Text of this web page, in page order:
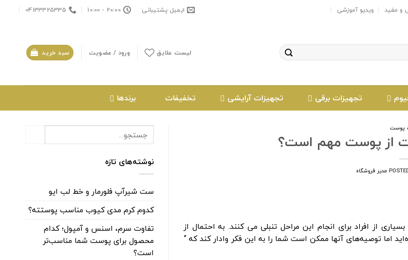
و مفید ویدیو آموزشی ایمیل پشتیبانی 20:00 - 10:00
04133325335
لیست علایق ورود / عضویت سبد خرید
تجهیزات برقی تجهیزات آرایشی تخفیفات برندها
پوست
از پوست مهم است؟
مدیر فروشگاه
از افراد برای انجام این مراحل تنبلی می کنند. به احتمال از
اما توصیه‌های آنها ممکن است شما را به این فکر وادار کند که ”
نوشته‌های تازه
ست شیرآپ فلورمار و خط لب ایو
کدوم کرم مدی کیوب مناسب پوستته؟
تفاوت سرم، اسنس و آمپول؛ کدام
محصول برای پوست شما مناسب‌تر
است؟